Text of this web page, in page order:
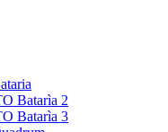
Batarìa 2
Batarìa 3